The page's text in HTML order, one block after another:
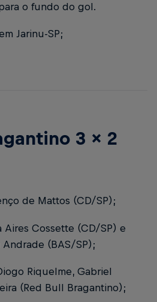
o fundo do gol.
Jarinu-SP;
3 x 2
de Mattos (CD/SP);
Aires Cossette (CD/SP) e
(BAS/SP);
Riquelme, Gabriel
(Red Bull Bragantino);